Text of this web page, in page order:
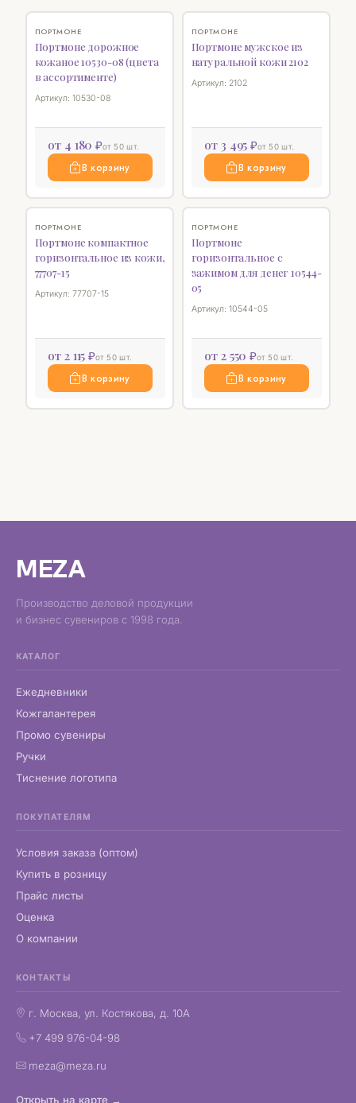
ПОРТМОНЕ
Портмоне дорожное
кожаное 10530-08 (цвета
в ассортименте)
Артикул: 10530-08
от 4 180 ₽от 50 шт.
В корзину
ПОРТМОНЕ
Портмоне мужское из
натуральной кожи 2102
Артикул: 2102
от 3 495 ₽от 50 шт.
В корзину
ПОРТМОНЕ
Портмоне компактное
горизонтальное из кожи,
77707-15
Артикул: 77707-15
от 2 115 ₽от 50 шт.
В корзину
ПОРТМОНЕ
Портмоне
горизонтальное с
зажимом для денег 10544-
05
Артикул: 10544-05
от 2 550 ₽от 50 шт.
В корзину
MEZA
Производство деловой продукции
и бизнес сувениров с 1998 года.
КАТАЛОГ
Ежедневники
Кожгалантерея
Промо сувениры
Ручки
Тиснение логотипа
ПОКУПАТЕЛЯМ
Условия заказа (оптом)
Купить в розницу
Прайс листы
Оценка
О компании
КОНТАКТЫ
г. Москва, ул. Костякова, д. 10А
+7 499 976-04-98
meza@meza.ru
Открыть на карте →